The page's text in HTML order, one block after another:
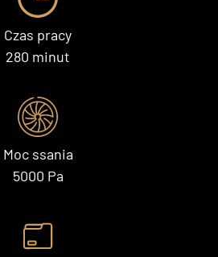
Czas pracy
280 minut
Moc ssania
5000 Pa